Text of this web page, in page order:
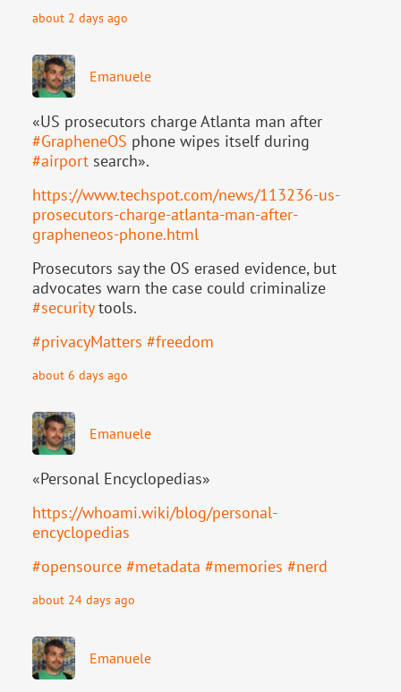
about 2 days ago
Emanuele
«US prosecutors charge Atlanta man after
#GrapheneOS phone wipes itself during
#airport search».
https://www.techspot.com/news/113236-us-
prosecutors-charge-atlanta-man-after-
grapheneos-phone.html
Prosecutors say the OS erased evidence, but
advocates warn the case could criminalize
#securitytools.
#privacyMatters #freedom
about 6 days ago
Emanuele
«Personal Encyclopedias»
https://whoami.wiki/blog/personal-
encyclopedias
#opensource #metadata #memories #nerd
about 24 days ago
Emanuele